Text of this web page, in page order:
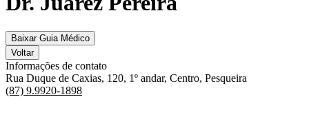
Baixar Guia Médico
Voltar
Informações de contato
Rua Duque de Caxias, 120, 1º andar, Centro, Pesqueira
(87) 9.9920-1898